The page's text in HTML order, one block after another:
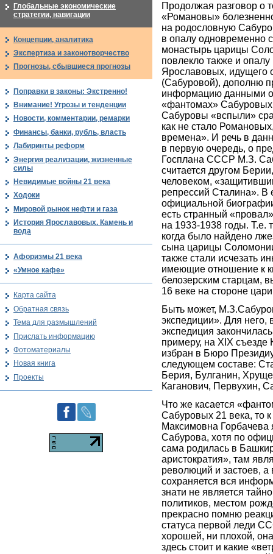
Продолжая разговор о
«Романовы»
на родословную
в опалу одновременно
монастырь царицы
повлекло также и опалу
Ярославовых, идущего
(Сабуровой), дополню
информацию данными о
«фантомах» Сабуровых
Сабуровы «вспыли»
как не стало
времена». И речь в
в первую очередь, о
Госплана СССР М.З.
считается другом
человеком,
репрессий Сталина». В
официальной
есть странный
на 1933-1938 годы. Т.е.
когда было найдено
сына царицы
также стали исчезать
имеющие отношение к
белозерским старцам,
16 веке на стороне
Быть может,
экспедиции». Для него,
экспедиция
примеру, на XIX
избран в Бюро
следующем составе:
Берия, Булганин,
Каганович, Первухин,
Что же касается
Сабуровых 21 века, то
Максимовна Горбачева
Сабурова, хотя по
сама родилась в
аристократия», там
революций и застоев, а
сохраняется вся
знати не является
политиков, местом
прекрасно помню
статуса первой леди
хорошей, ни плохой,
здесь стоит и какие
Глобальные экономические
стратегии, навигации
Концепции, аналитика
Экспертиза и законотворчество
Прогнозы, сбывшиеся прогнозы
Поправки в законы: Экстренно!
Внимание! Угрозы и тенденции
Новости, комментарии, ремарки
Финансы, банки, рубль, власть
Лабиринты реформ
Энергия реализации, жизненные
силы
Невидимые войны 21 века
Ходоки
Мировой рынок нефти и газа
История Ярославовых. Камень и
вода
Афоризмы 21 века
«Умное кафе»
Карта сайта
Обратная связь
Тема для размышлений
Прислать информацию
Фотоматериалы
Новая книга
Проекты